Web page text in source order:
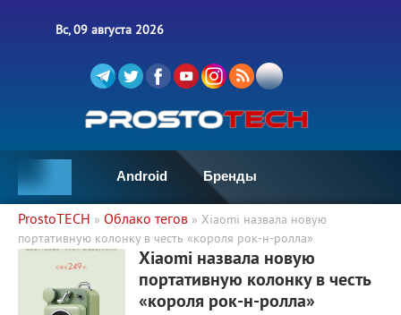
Вс, 09 августа 2026
Android Бренды
ProstoTECH » Облако тегов » Xiaomi назвала новую
портативную колонку в честь «короля рок-н-ролла»
2 587 0
Xiaomi назвала новую
портативную колонку в честь
«короля рок-н-ролла»